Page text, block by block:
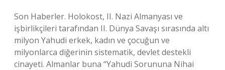
Son Haberler. Holokost, II. Nazi Almanyası ve
işbirlikçileri tarafından II. Dünya Savaşı sırasında altı
milyon Yahudi erkek, kadın ve çocuğun ve
milyonlarca diğerinin sistematik, devlet destekli
cinayeti. Almanlar buna “Yahudi Sorununa Nihai